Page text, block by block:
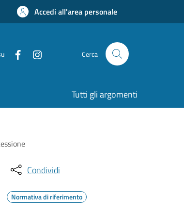
Accedi all'area personale
Cerca
Tutti gli argomenti
Condividi
Normativa di riferimento